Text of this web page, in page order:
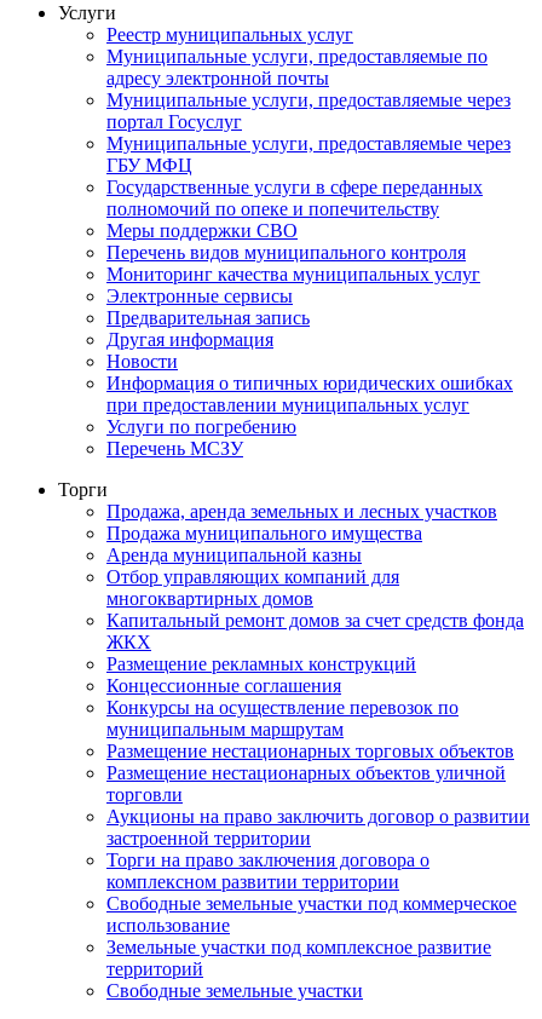
Услуги
Реестр муниципальных услуг
Муниципальные услуги, предоставляемые по
адресу электронной почты
Муниципальные услуги, предоставляемые через
портал Госуслуг
Муниципальные услуги, предоставляемые через
ГБУ МФЦ
Государственные услуги в сфере переданных
полномочий по опеке и попечительству
Меры поддержки СВО
Перечень видов муниципального контроля
Мониторинг качества муниципальных услуг
Электронные сервисы
Предварительная запись
Другая информация
Новости
Информация о типичных юридических ошибках
при предоставлении муниципальных услуг
Услуги по погребению
Перечень МСЗУ
Торги
Продажа, аренда земельных и лесных участков
Продажа муниципального имущества
Аренда муниципальной казны
Отбор управляющих компаний для
многоквартирных домов
Капитальный ремонт домов за счет средств фонда
ЖКХ
Размещение рекламных конструкций
Концессионные соглашения
Конкурсы на осуществление перевозок по
муниципальным маршрутам
Размещение нестационарных торговых объектов
Размещение нестационарных объектов уличной
торговли
Аукционы на право заключить договор о развитии
застроенной территории
Торги на право заключения договора о
комплексном развитии территории
Свободные земельные участки под коммерческое
использование
Земельные участки под комплексное развитие
территорий
Свободные земельные участки